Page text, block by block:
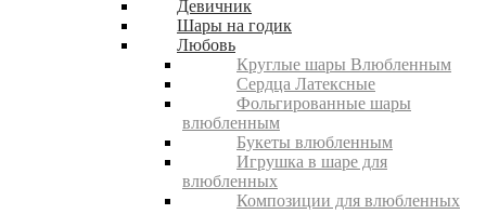
Девичник
Шары на годик
Любовь
Круглые шары Влюбленным
Сердца Латексные
Фольгированные шары
влюбленным
Букеты влюбленным
Игрушка в шаре для
влюбленных
Композиции для влюбленных